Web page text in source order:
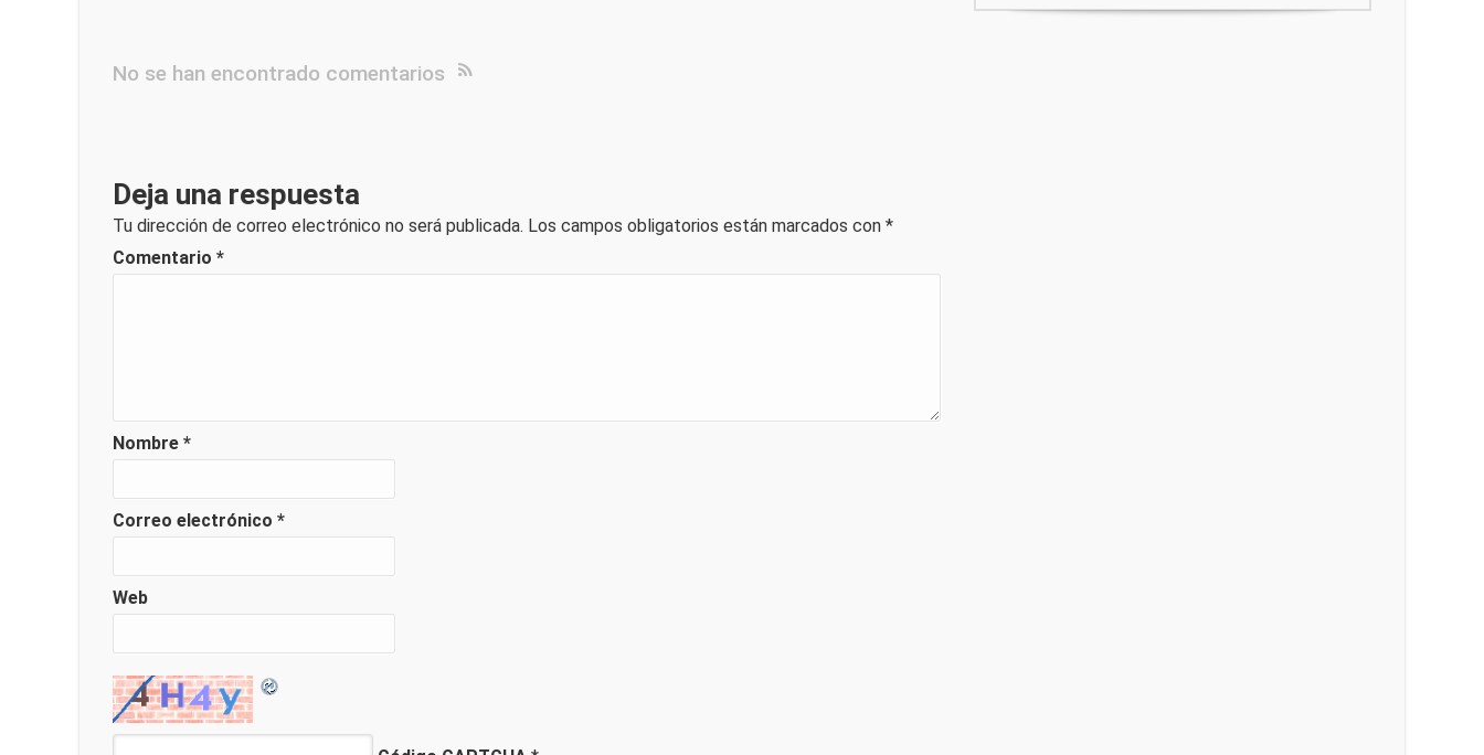
No se han encontrado comentarios
Deja una respuesta
Tu dirección de correo electrónico no será publicada. Los campos obligatorios están marcados con *
Comentario *
Nombre *
Correo electrónico *
Web